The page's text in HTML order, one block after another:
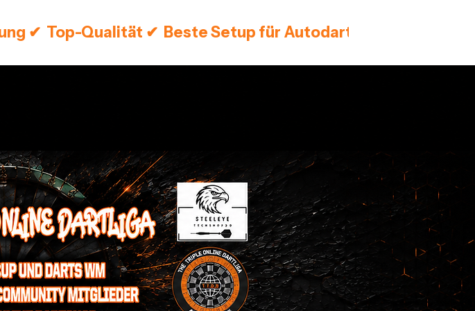
✔  Top-Qualität ✔  Beste Setup für Autodarts